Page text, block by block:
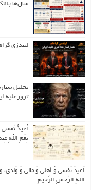
سال‌ها
لیندزی
تحلیل
ترورعلیه
اُعیذُ نَفسی
نِعَمِ اللّهِ
اُعیذُ نَفسی وَ أهلی وَ مالی وَ وُلدی،
اللّهِ الرَّحمنِ الرَّحیمِ.